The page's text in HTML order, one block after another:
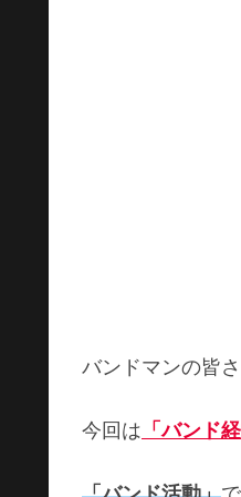
バンドマンの皆
今回は 「バンド経